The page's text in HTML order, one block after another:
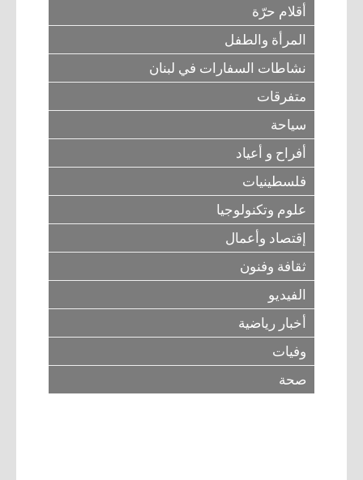
أقلام حرّة
المرأة والطفل
نشاطات السفارات في لبنان
متفرقات
سياحة
أفراح و أعياد
فلسطينيات
علوم وتكنولوجيا
إقتصاد وأعمال
ثقافة وفنون
الفيديو
أخبار رياضية
وفيات
صحة